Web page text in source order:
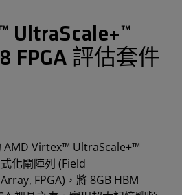
UltraScale+™
FPGA 評估套件
AMD Virtex™ UltraScale+™
化閘陣列 (Field
FPGA)，將 8GB HBM